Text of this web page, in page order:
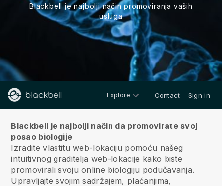
Blackbell je najbolji način promoviranja vaših
usluga
Explore Contact Sign in
Blackbell je najbolji način da promovirate svoj
posao biologije
Izradite vlastitu web-lokaciju pomoću našeg
intuitivnog graditelja web-lokacije kako biste
promovirali svoju online biologiju podučavanja.
Upravljajte svojim sadržajem, plaćanjima,